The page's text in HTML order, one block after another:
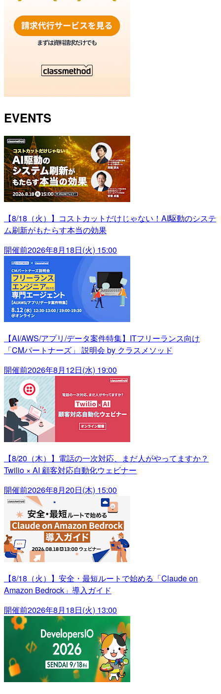
EVENTS
【8/18（火）】コストカットだけじゃない！AI駆動のシステ
ム刷新がもたらす本当の効果
開催前2026年8月18日(火) 15:00
【AI/AWS/アプリ/データ案件特集】ITフリーランス向け
「CMパートナーズ」 説明会 by クラスメソッド
開催前2026年8月12日(水) 19:00
【8/20（木）】電話の一次対応、まだ人がやってますか？
Twilio × AI 顧客対応自動化ウェビナー
開催前2026年8月20日(木) 15:00
【8/18（火）】安全・最短ルートで始める「Claude on
Amazon Bedrock」導入ガイド
開催前2026年8月18日(火) 13:00